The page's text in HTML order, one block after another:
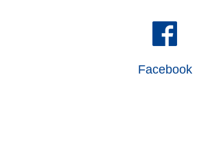
Facebook